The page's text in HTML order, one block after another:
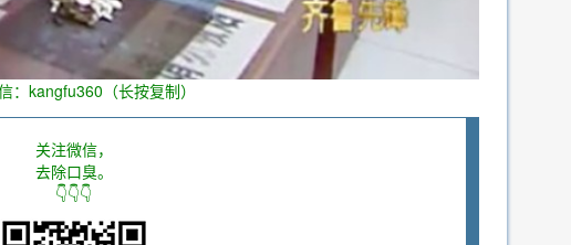
：kangfu360（长按复制）
关注微信，
去除口臭。
👇👇👇